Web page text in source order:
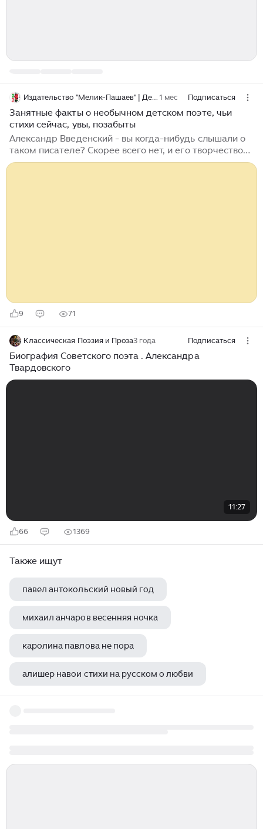
1 мес Подписаться
Занятные факты о необычном детском поэте, чьи
стихи сейчас, увы, позабыты
Александр Введенский - вы когда-нибудь слышали о
таком писателе? Скорее всего нет, и его творчество
сегодня помнят только читатели старшего
9 71
Классическая Поэзия и Проза3 года Подписаться
Биография Советского поэта . Александра
Твардовского
11:27
66 1369
Также ищут
павел антокольский новый год
михаил анчаров весенняя ночка
каролина павлова не пора
алишер навои стихи на русском о любви